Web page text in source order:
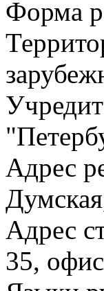
Форма
Адрес
Адрес
35,